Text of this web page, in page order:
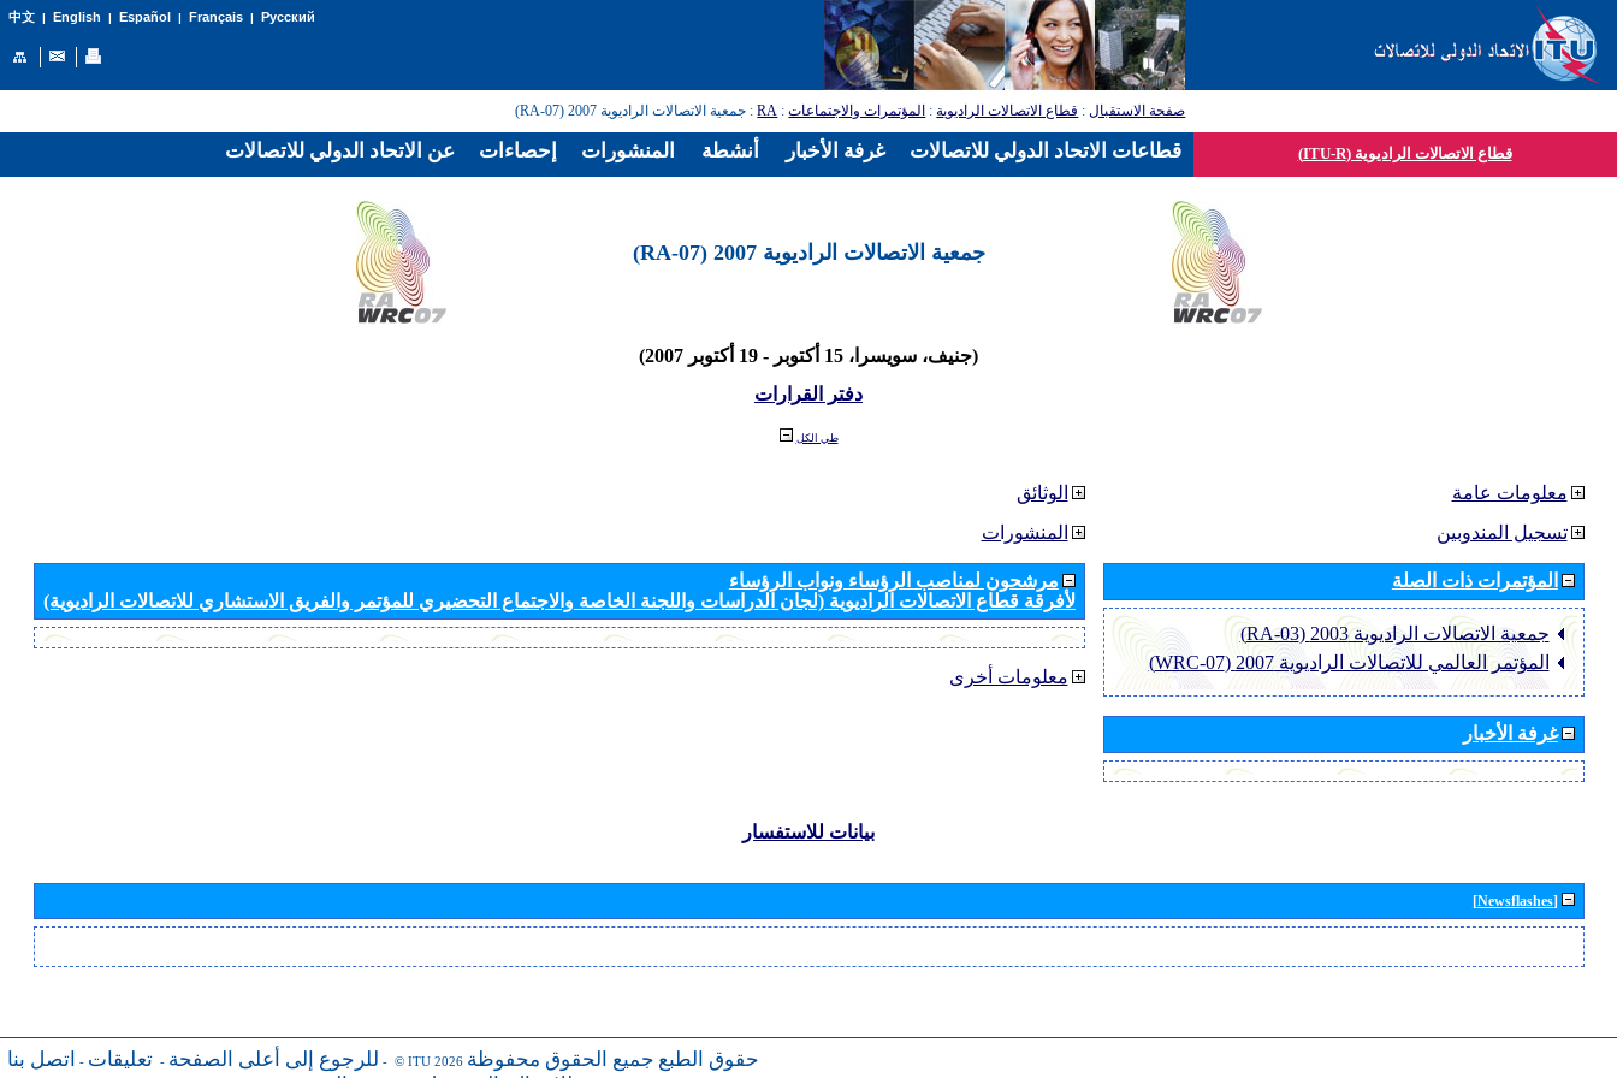
中文| English | Español | Français| Русский
صفحة الاستقبال: قطاع الاتصالات الراديوية: المؤتمرات والاجتماعات:
RA: جمعية الاتصالات الراديوية 2007 (RA-07)
قطاع الاتصالات الراديوية (ITU-R)
جمعية الاتصالات الراديوية 2007 (RA-07)
(جنيف، سويسرا، 15 أكتوبر - 19 أكتوبر 2007)
دفتر القرارات
طي الكل
الوثائق
المنشورات
مرشحون لمناصب الرؤساء ونواب الرؤساء
لأفرقة قطاع الاتصالات الراديوية (لجان الدراسات واللجنة الخاصة والاجتماع التحضيري للمؤتمر والفريق الاستشاري للاتصالات الراديوية)
معلومات أخرى
معلومات عامة
تسجيل المندوبين
المؤتمرات ذات الصلة
جمعية الاتصالات الراديوية 2003 (RA-03)
المؤتمر العالمي للاتصالات الراديوية 2007 (WRC-07)
غرفة الأخبار
بيانات للاستفسار
[Newsflashes]
للرجوع إلى أعلى الصفحة - تعليقات - اتصل بنا - © ITU 2026 حقوق الطبع جميع الحقوق محفوظة
عن الاتحاد الدولي للاتصالات إحصاءات المنشورات أنشطة غرفة الأخبار قطاعات الاتحاد الدولي للاتصالات